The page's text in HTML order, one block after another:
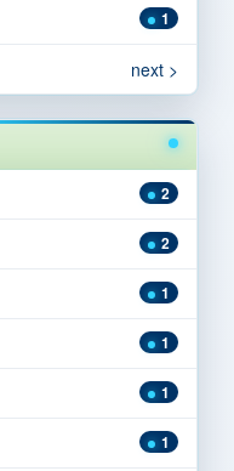
1
next >
2
2
1
1
1
1